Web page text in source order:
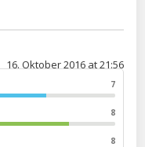
16. Oktober 2016 at 21:56
7
8
8